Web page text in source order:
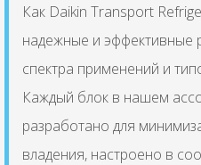
Как Daikin Transport
надежные и эффективные
спектра применений и
Каждый блок в нашем
разработано для
владения, настроено в